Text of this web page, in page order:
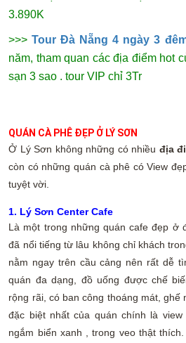
3.890K
>>> Tour Đà Nẵng 4 ngày 3
năm, tham quan các địa điểm hot
sạn 3 sao . tour VIP chỉ 3Tr
QUÁN CÀ PHÊ ĐẸP Ở LÝ SƠN
Ở Lý Sơn không những có nhiều địa
còn có những quán cà phê có View
tuyệt vời.
1. Lý Sơn Center Cafe
Là một trong những quán cafe đẹp ở
đã nổi tiếng từ lâu không chỉ khách
nằm ngay trên cầu cảng nên rất dễ
quán đa dạng, đồ uống được chế
rộng rãi, có ban công thoáng mát, ghế
đặc biệt nhất của quán chính là
ngắm biển xanh , trong veo thật